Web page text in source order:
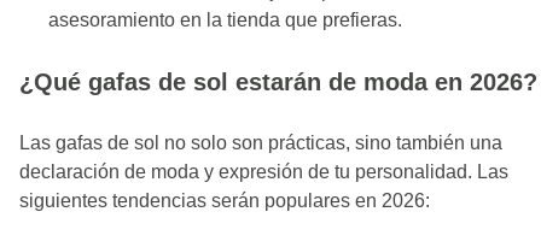
asesoramiento en la tienda que prefieras.
¿Qué gafas de sol estarán de moda en 2026?
Las gafas de sol no solo son prácticas, sino también una
declaración de moda y expresión de tu personalidad. Las
siguientes tendencias serán populares en 2026: